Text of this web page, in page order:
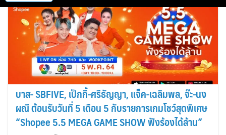
บาส- SBFIVE, เป็กกี้-ศรีธัญญา, แจ็ค-เฉลิมพล, จ๊ะ-นง
ผณี ต้อนรับวันที่ 5 เดือน 5 กับรายการเกมโชว์สุดพิเศษ
“Shopee 5.5 MEGA GAME SHOW ฟังร้องได้ล้าน”